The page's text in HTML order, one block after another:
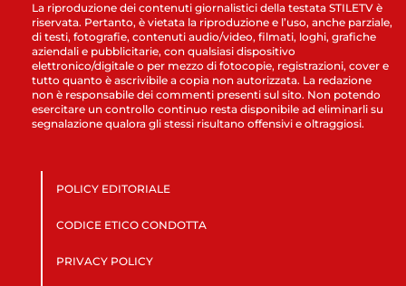
La riproduzione dei contenuti giornalistici della testata STILETV è
riservata. Pertanto, è vietata la riproduzione e l’uso, anche parziale,
di testi, fotografie, contenuti audio/video, filmati, loghi, grafiche
aziendali e pubblicitarie, con qualsiasi dispositivo
elettronico/digitale o per mezzo di fotocopie, registrazioni, cover e
tutto quanto è ascrivibile a copia non autorizzata. La redazione
non è responsabile dei commenti presenti sul sito. Non potendo
esercitare un controllo continuo resta disponibile ad eliminarli su
segnalazione qualora gli stessi risultano offensivi e oltraggiosi.
POLICY EDITORIALE
CODICE ETICO CONDOTTA
PRIVACY POLICY